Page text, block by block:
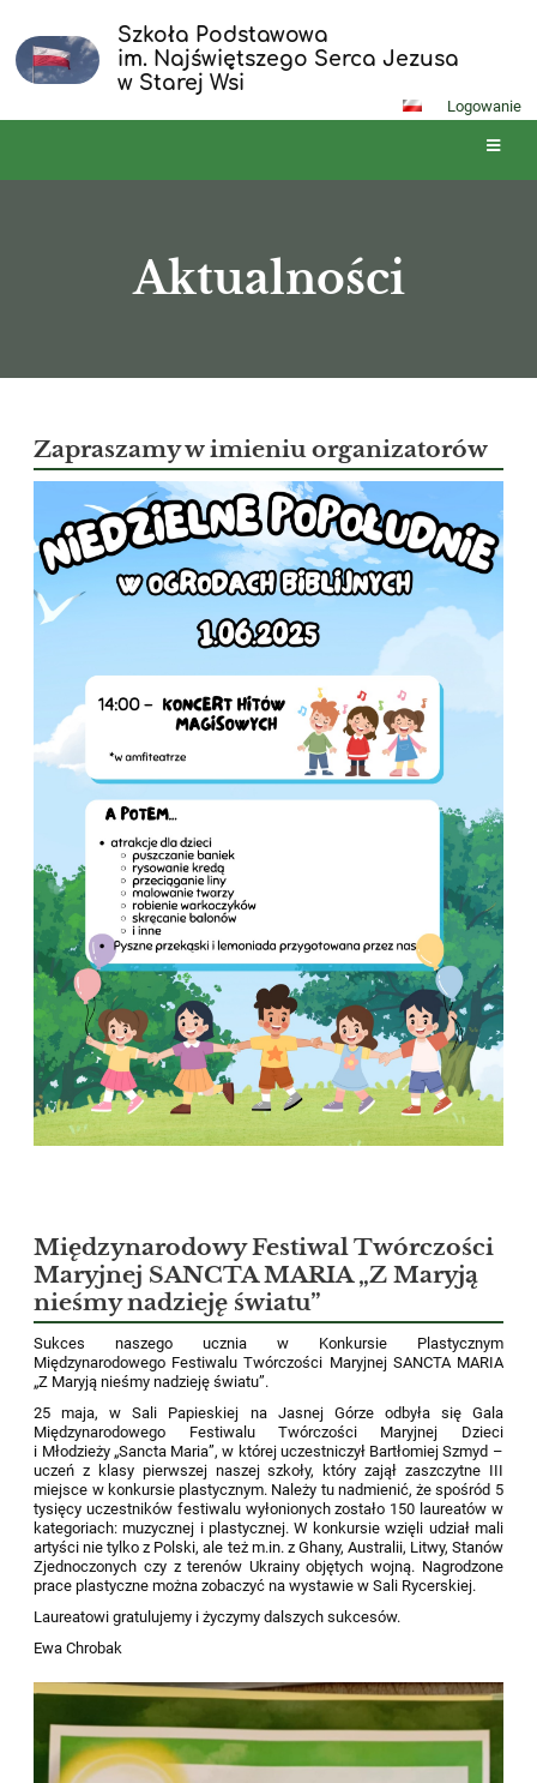
Szkoła Podstawowa
im. Najświętszego Serca Jezusa
w Starej Wsi
Logowanie
Aktualności
Zapraszamy w imieniu organizatorów
Międzynarodowy Festiwal Twórczości
Maryjnej SANCTA MARIA „Z Maryją
nieśmy nadzieję światu”
Sukces naszego ucznia w Konkursie Plastycznym
Międzynarodowego Festiwalu Twórczości Maryjnej SANCTA MARIA
„Z Maryją nieśmy nadzieję światu”.
25 maja, w Sali Papieskiej na Jasnej Górze odbyła się Gala
Międzynarodowego Festiwalu Twórczości Maryjnej Dzieci
i Młodzieży „Sancta Maria”, w której uczestniczył Bartłomiej Szmyd –
uczeń z klasy pierwszej naszej szkoły, który zajął zaszczytne III
miejsce w konkursie plastycznym. Należy tu nadmienić, że spośród 5
tysięcy uczestników festiwalu wyłonionych zostało 150 laureatów w
kategoriach: muzycznej i plastycznej. W konkursie wzięli udział mali
artyści nie tylko z Polski, ale też m.in. z Ghany, Australii, Litwy, Stanów
Zjednoczonych czy z terenów Ukrainy objętych wojną. Nagrodzone
prace plastyczne można zobaczyć na wystawie w Sali Rycerskiej.
Laureatowi gratulujemy i życzymy dalszych sukcesów.
Ewa Chrobak